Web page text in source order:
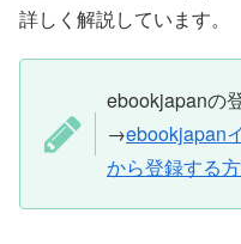
詳しく解説しています。
ebookjapanの
→ebookjapan
から登録する